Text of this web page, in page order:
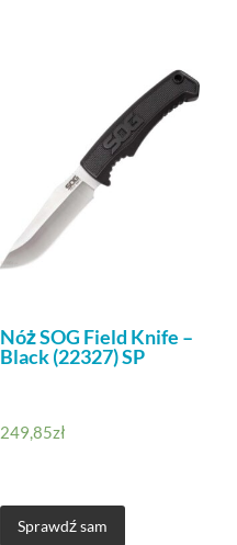
Nóż SOG Field Knife –
Black (22327) SP
249,85zł
Sprawdź sam